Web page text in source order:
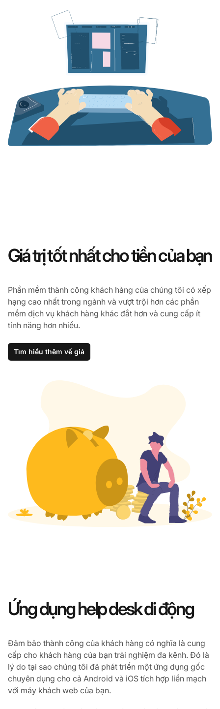
Giá trị tốt nhất cho tiền của bạn
Phần mềm thành công khách hàng của chúng tôi có xếp
hạng cao nhất trong ngành và vượt trội hơn các phần
mềm dịch vụ khách hàng khác đắt hơn và cung cấp ít
tính năng hơn nhiều.
Tìm hiểu thêm về giá
Ứng dụng help desk di động
Đảm bảo thành công của khách hàng có nghĩa là cung
cấp cho khách hàng của bạn trải nghiệm đa kênh. Đó là
lý do tại sao chúng tôi đã phát triển một ứng dụng gốc
chuyên dụng cho cả Android và iOS tích hợp liền mạch
với máy khách web của bạn.